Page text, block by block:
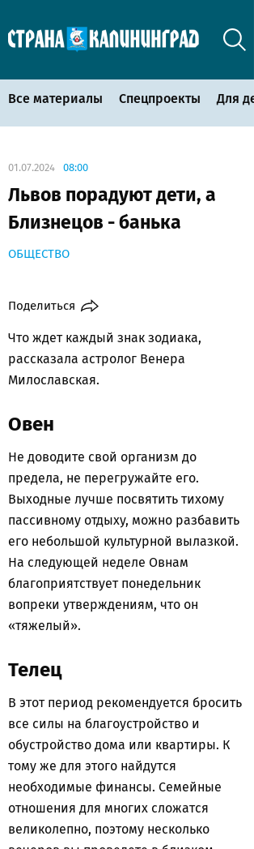
Все материалы Спецпроекты Для
01.07.2024 08:00
Львов порадуют дети, а
Близнецов - банька
ОБЩЕСТВО
Поделиться
Что ждет каждый знак зодиака,
рассказала астролог Венера
Милославская.
Овен
Не доводите свой организм до
предела, не перегружайте его.
Выходные лучше посвятить тихому
пассивному отдыху, можно разбавить
его небольшой культурной вылазкой.
На следующей неделе Овнам
благоприятствует понедельник
вопреки утверждениям, что он
«тяжелый».
Телец
В этот период рекомендуется бросить
все силы на благоустройство и
обустройство дома или квартиры. К
тому же для этого найдутся
необходимые финансы. Семейные
отношения для многих сложатся
великолепно, поэтому несколько